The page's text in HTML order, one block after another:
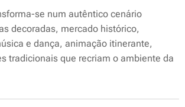
se num autêntico cenário
decoradas, mercado histórico,
e dança, animação itinerante,
tradicionais que recriam o ambiente da